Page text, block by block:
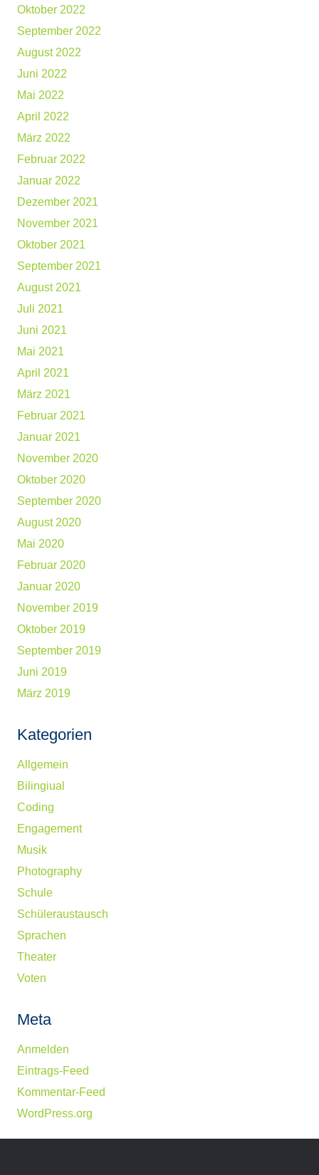
Oktober 2022
September 2022
August 2022
Juni 2022
Mai 2022
April 2022
März 2022
Februar 2022
Januar 2022
Dezember 2021
November 2021
Oktober 2021
September 2021
August 2021
Juli 2021
Juni 2021
Mai 2021
April 2021
März 2021
Februar 2021
Januar 2021
November 2020
Oktober 2020
September 2020
August 2020
Mai 2020
Februar 2020
Januar 2020
November 2019
Oktober 2019
September 2019
Juni 2019
März 2019
Kategorien
Allgemein
Bilingiual
Coding
Engagement
Musik
Photography
Schule
Schüleraustausch
Sprachen
Theater
Voten
Meta
Anmelden
Eintrags-Feed
Kommentar-Feed
WordPress.org